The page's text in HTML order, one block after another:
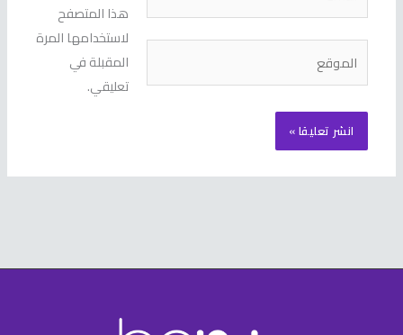
هذا المتصفح
لاستخدامها المرة
المقبلة في
تعليقي.